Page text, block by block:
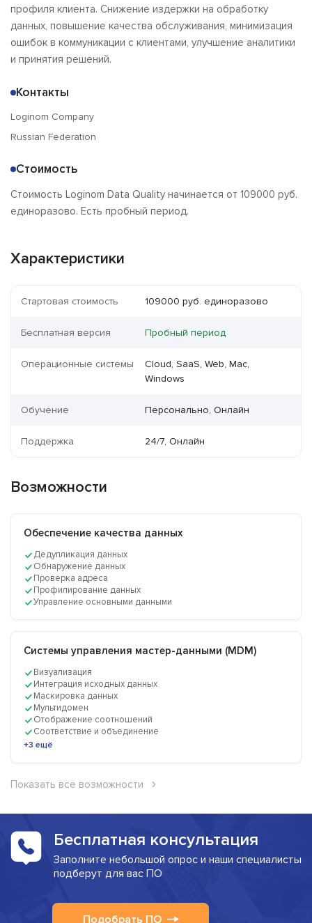
профиля клиента. Снижение издержки на обработку
данных, повышение качества обслуживания, минимизация
ошибок в коммуникации с клиентами, улучшение аналитики
и принятия решений.
Контакты
Loginom Company
Russian Federation
Стоимость
Стоимость Loginom Data Quality начинается от 109000 руб.
единоразово. Есть пробный период.
Характеристики
Стартовая стоимость 109000 руб. единоразово
Бесплатная версия Пробный период
Операционные системы
Cloud, SaaS, Web, Mac,
Windows
Обучение Персонально, Онлайн
Поддержка 24/7, Онлайн
Возможности
Обеспечение качества данных
Дедупликация данных
Обнаружение данных
Проверка адреса
Профилирование данных
Управление основными данными
Системы управления мастер-данными (MDM)
Визуализация
Интеграция исходных данных
Маскировка данных
Мультидомен
Отображение соотношений
Соответствие и объединение
+3 ещё
Показать все возможности
Бесплатная консультация
Заполните небольшой опрос и наши специалисты
подберут для вас ПО
Подобрать ПО